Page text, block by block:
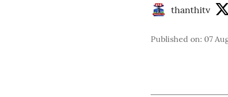
thanthitv
Published on: 07